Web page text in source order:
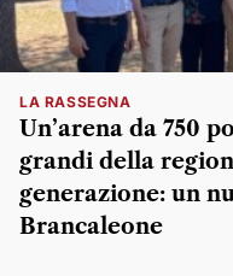
LA RASSEGNA
Un’arena da 750
grandi della
generazione: un
Brancaleone